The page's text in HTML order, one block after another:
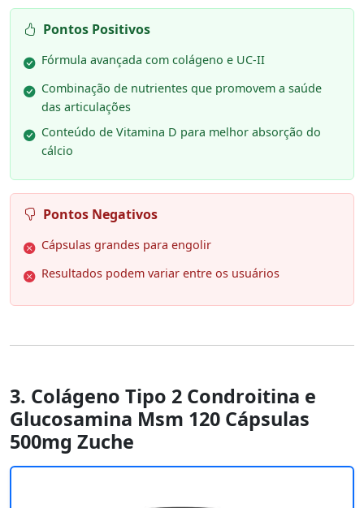
Pontos Positivos
Fórmula avançada com colágeno e UC-II
Combinação de nutrientes que promovem a saúde
das articulações
Conteúdo de Vitamina D para melhor absorção do
cálcio
Pontos Negativos
Cápsulas grandes para engolir
Resultados podem variar entre os usuários
3. Colágeno Tipo 2 Condroitina e
Glucosamina Msm 120 Cápsulas
500mg Zuche